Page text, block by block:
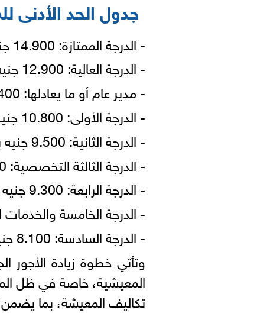
جدول الحد الأدنى
- الدرجة الممتازة: 14.900 جنيه بدلًا من 13.200 جنيه
- الدرجة العالية: 12.900 جنيه بدلًا من 11.200 جنيه
- مدير عام أو ما يعادلها: 11.400 جنيه بدلًا من 10.300 جنيه
- الدرجة الأولى: 10.800 جنيه بدلًا من 9.200 جنيه
- الدرجة الثانية: 9.500 جنيه بدلًا من 8.200 جنيه
- الدرجة الثالثة التخصصية: 9.100 جنيه بدلًا من 8.700 جنيه
- الدرجة الرابعة: 9.300 جنيه بدلًا من 8.200 جنيه
- الدرجة الخامسة والخدمات المعاونة: 9.100 جنيه
- الدرجة السادسة: 8.100 جنيه بدلًا من 7.000 جنيه
وتأتي خطوة زيادة الأجور
المعيشية، خاصة في ظل
تكاليف المعيشة، بما